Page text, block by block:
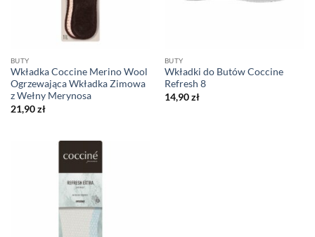
BUTY
Wkładka Coccine Merino Wool
Ogrzewająca Wkładka Zimowa
z Wełny Merynosa
21,90zł
BUTY
Wkładki do Butów Coccine
Refresh 8
14,90zł